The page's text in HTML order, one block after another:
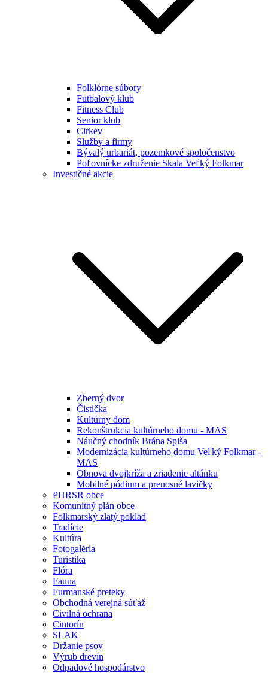
Folklórne súbory
Futbalový klub
Fitness Club
Senior klub
Cirkev
Služby a firmy
Bývalý urbariát, pozemkové spoločenstvo
Poľovnícke združenie Skala Veľký Folkmar
Investičné akcie
Zberný dvor
Čistička
Kultúrny dom
Rekonštrukcia kultúrneho domu - MAS
Náučný chodník Brána Spiša
Modernizácia kultúrneho domu Veľký Folkmar -
MAS
Obnova dvojkríža a zriadenie altánku
Mobilné pódium a prenosné lavičky
PHRSR obce
Komunitný plán obce
Folkmarský zlatý poklad
Tradície
Kultúra
Fotogaléria
Turistika
Flóra
Fauna
Furmanské preteky
Obchodná verejná súťaž
Civilná ochrana
Cintorín
SLAK
Držanie psov
Výrub drevín
Odpadové hospodárstvo